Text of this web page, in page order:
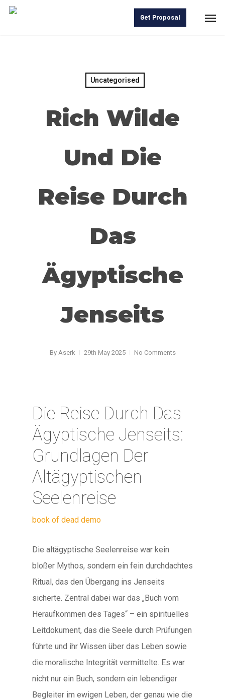
Skip
Get Proposal
Uncategorised
Rich Wilde
Und Die
Reise Durch
Das
Ägyptische
Jenseits
By Aserk 29th May 2025 No Comments
Die Reise Durch Das
Ägyptische Jenseits:
Grundlagen Der
Altägyptischen
Seelenreise
book of dead demo
Die altägyptische Seelenreise war kein
bloßer Mythos, sondern ein fein durchdachtes
Ritual, das den Übergang ins Jenseits
sicherte. Zentral dabei war das „Buch vom
Heraufkommen des Tages“ – ein spirituelles
Leitdokument, das die Seele durch Prüfungen
führte und ihr Wissen über das Leben sowie
die moralische Integrität vermittelte. Es war
nicht nur ein Buch, sondern ein lebendiger
Begleiter im ewigen Leben, der genau wie die